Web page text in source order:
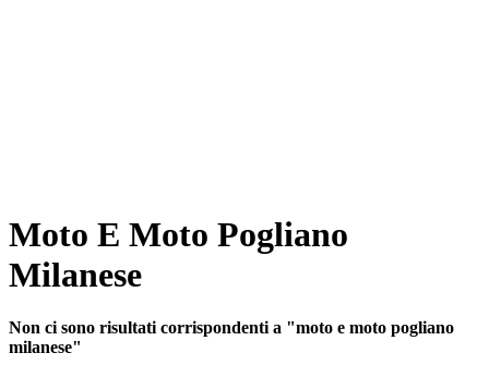
Moto E Moto Pogliano
Milanese
Non ci sono risultati corrispondenti a "moto e moto pogliano
milanese"